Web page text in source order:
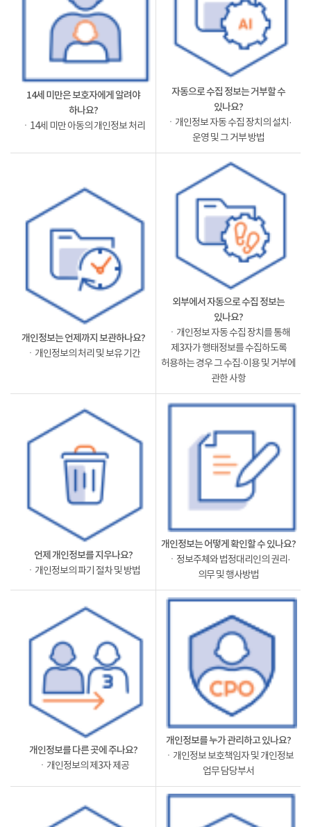
14세 미만은 보호자에게 알려야
하나요?
ㆍ14세 미만 아동의 개인정보 처리
자동으로 수집 정보는 거부할 수
있나요?
ㆍ개인정보 자동 수집 장치의 설치·
운영 및 그 거부 방법
개인정보는 언제까지 보관하나요?
ㆍ개인정보의 처리 및 보유 기간
외부에서 자동으로 수집 정보는
있나요?
ㆍ개인정보 자동 수집 장치를 통해
제3자가 행태정보를 수집하도록
허용하는 경우 그 수집·이용 및 거부에
관한 사항
언제 개인정보를 지우나요?
ㆍ개인정보의 파기 절차 및 방법
개인정보는 어떻게 확인할 수 있나요?
ㆍ정보주체와 법정대리인의 권리·
의무 및 행사방법
개인정보를 다른 곳에 주나요?
ㆍ개인정보의 제3자 제공
개인정보를 누가 관리하고 있나요?
ㆍ개인정보 보호책임자 및 개인정보
업무 담당부서